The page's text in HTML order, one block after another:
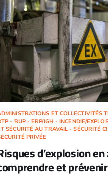
ET COLLECTIVITÉS
- BUP - ERP/IGH - INCENDIE/
SÉCURITÉ AU TRAVAIL - SÉCURITÉ
PRIVÉE
d’explosion
et